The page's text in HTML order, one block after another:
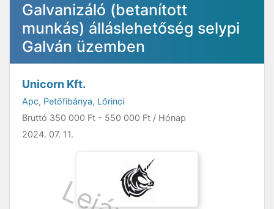
Galvanizáló (betanított
munkás) álláslehetőség selypi
Galván üzemben
Unicorn Kft.
Apc, Petőfibánya, Lőrinci
Bruttó 350 000 Ft - 550 000 Ft / Hónap
2024. 07. 11.